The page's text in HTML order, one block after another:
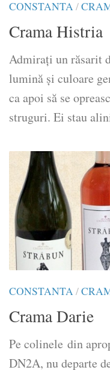
CONSTANTA/
Crama Histria
Admirați un răsarit
lumină și culoare
ca apoi să se
struguri. Ei stau
CONSTANTA/
Crama Darie
Pe colinele din
DN2A, nu departe